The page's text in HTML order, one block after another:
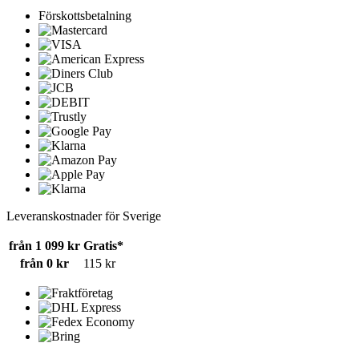
Förskottsbetalning
Leveranskostnader för Sverige
från 1 099 kr Gratis*
från 0 kr
115 kr